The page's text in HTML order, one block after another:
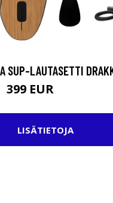
SUP-LAUTASETTI
399 EUR
LISÄTIETOJA